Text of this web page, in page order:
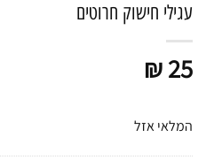
עגילי חישוק חרוטים
₪25
המלאי אזל